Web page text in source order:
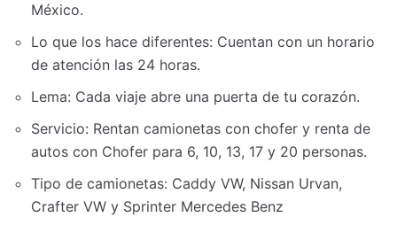
México.
Lo que los hace diferentes: Cuentan con un horario
de atención las 24 horas.
Lema: Cada viaje abre una puerta de tu corazón.
Servicio: Rentan camionetas con chofer y renta de
autos con Chofer para 6, 10, 13, 17 y 20 personas.
Tipo de camionetas: Caddy VW, Nissan Urvan,
Crafter VW y Sprinter Mercedes Benz